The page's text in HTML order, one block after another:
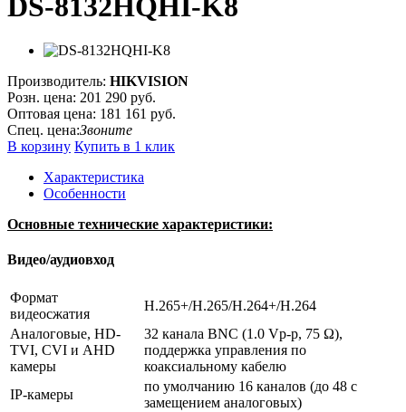
Производитель: HIKVISION
Розн. цена: 201 290 руб.
Оптовая цена: 181 161 руб.
Спец. цена:Звоните
В корзину Купить в 1 клик
Характеристика
Особенности
Основные технические характеристики:
Видео/аудиовход
Формат
видеосжатия
H.265+/H.265/H.264+/H.264
Аналоговые, HD-
TVI, CVI и AHD
камеры
32 канала BNC (1.0 Vp-p, 75 Ω),
поддержка управления по
коаксиальному кабелю
IP-камеры
по умолчанию 16 каналов (до 48 с
замещением аналоговых)